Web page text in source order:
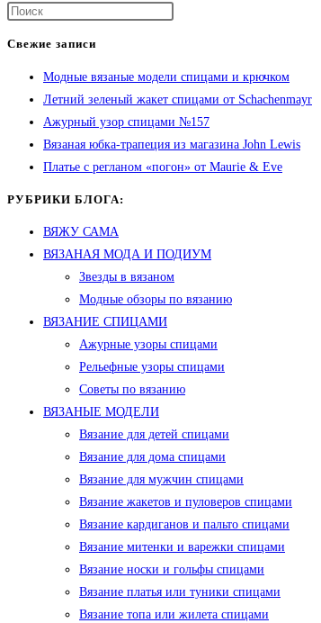
Свежие записи
Модные вязаные модели спицами и крючком
Летний зеленый жакет спицами от Schachenmayr
Ажурный узор спицами №157
Вязаная юбка-трапеция из магазина John Lewis
Платье с регланом «погон» от Maurie & Eve
РУБРИКИ БЛОГА:
ВЯЖУ САМА
ВЯЗАНАЯ МОДА И ПОДИУМ
Звезды в вязаном
Модные обзоры по вязанию
ВЯЗАНИЕ СПИЦАМИ
Ажурные узоры спицами
Рельефные узоры спицами
Советы по вязанию
ВЯЗАНЫЕ МОДЕЛИ
Вязание для детей спицами
Вязание для дома спицами
Вязание для мужчин спицами
Вязание жакетов и пуловеров спицами
Вязание кардиганов и пальто спицами
Вязание митенки и варежки спицами
Вязание носки и гольфы спицами
Вязание платья или туники спицами
Вязание топа или жилета спицами